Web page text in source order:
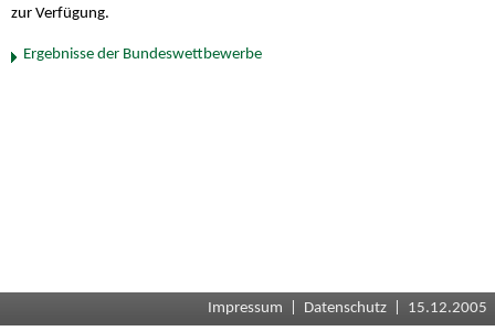
zur Verfügung.
Ergebnisse der Bundeswettbewerbe
Impressum Datenschutz | 15.12.2005